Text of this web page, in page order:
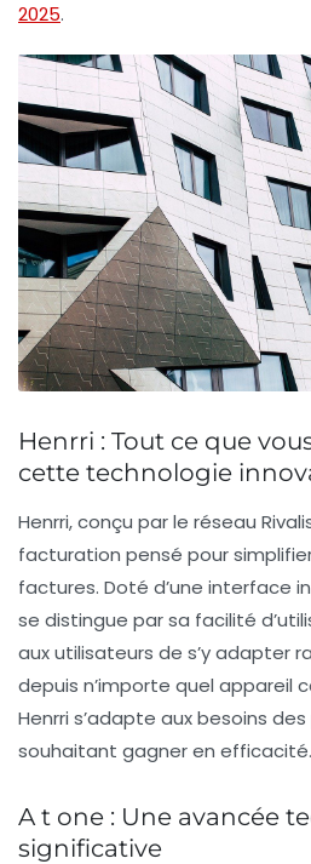
2025.
Henrri : Tout ce que
cette technologie
Henrri, conçu par le réseau
facturation pensé pour
factures. Doté d’une interface
se distingue par sa facilité
aux utilisateurs de s’y adapter
depuis n’importe quel appareil
Henrri s’adapte aux besoins
souhaitant gagner en efficacité.
A t one : Une avancée
significative